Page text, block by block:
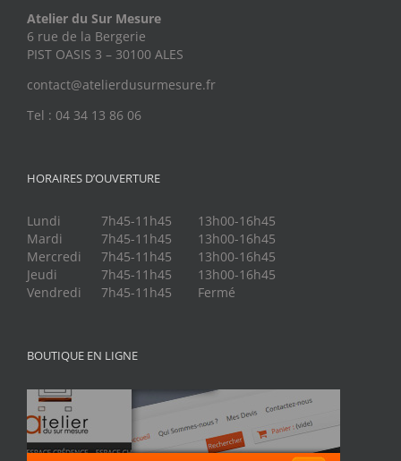
Atelier du Sur Mesure
6 rue de la Bergerie
PIST OASIS 3 – 30100 ALES
contact@atelierdusurmesure.fr
Tel : 04 34 13 86 06
HORAIRES D’OUVERTURE
Lundi 7h45-11h45
13h00-16h45
Mardi
7h45-11h45
13h00-16h45
Mercredi
7h45-11h45
13h00-16h45
Jeudi
7h45-11h45
13h00-16h45
Vendredi
7h45-11h45 Fermé
BOUTIQUE EN LIGNE